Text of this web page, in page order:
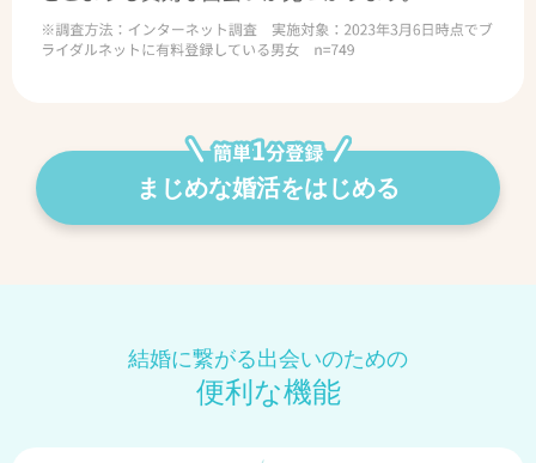
まじめな婚活をはじめる
結婚に繋がる出会いのための
便利な機能